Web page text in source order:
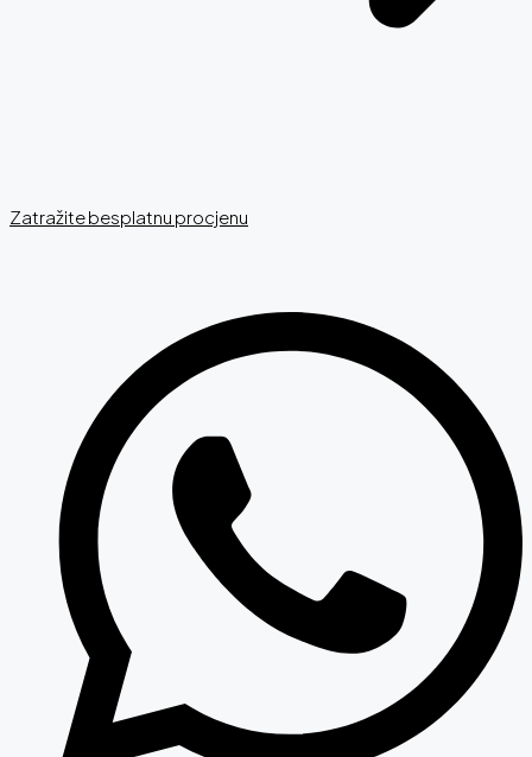
Zatražite besplatnu procjenu